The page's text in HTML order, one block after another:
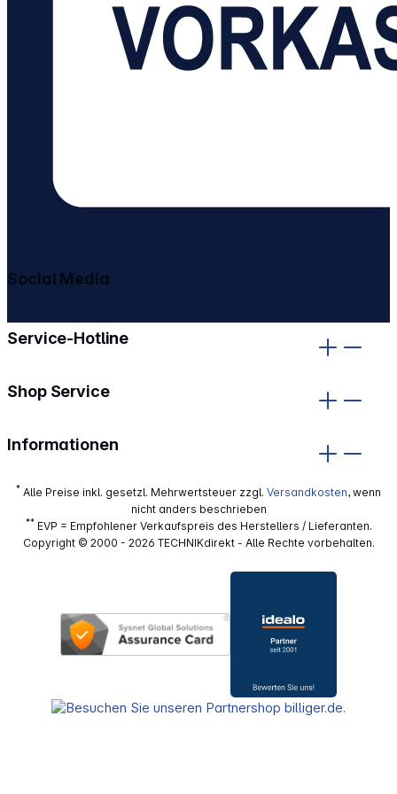
Service-Hotline
Shop Service
Informationen
Social Media
* Alle Preise inkl. gesetzl. Mehrwertsteuer zzgl. Versandkosten, wenn
nicht anders beschrieben
**EVP = Empfohlener Verkaufspreis des Herstellers / Lieferanten.
Copyright © 2000 - 2026 TECHNIKdirekt - Alle Rechte vorbehalten.